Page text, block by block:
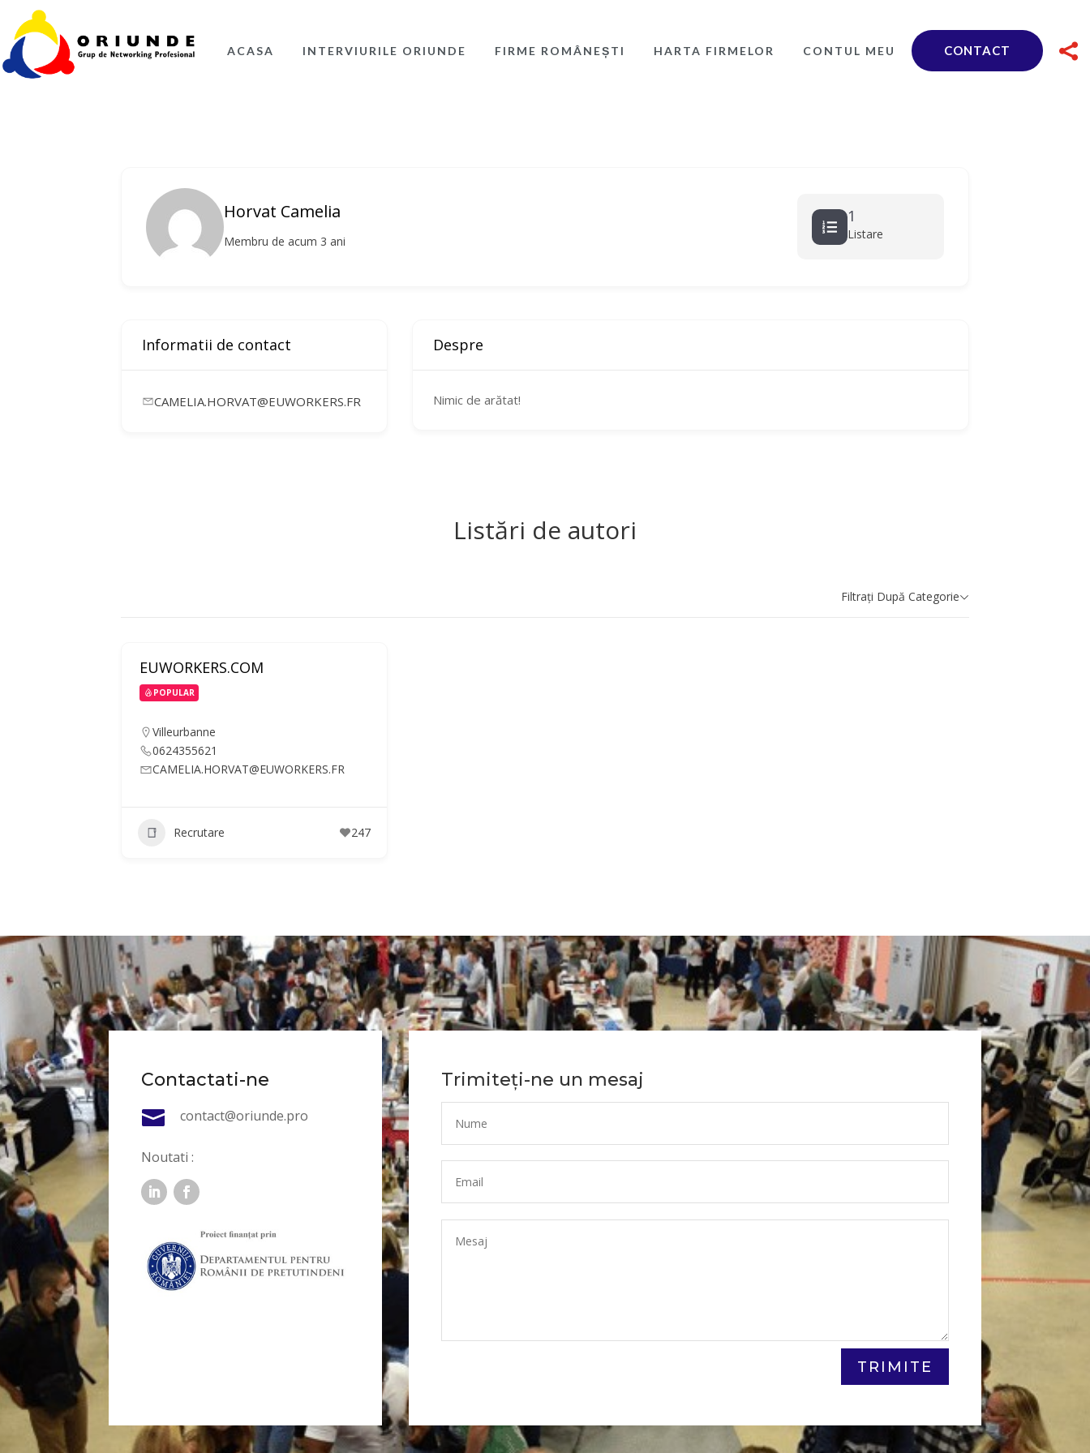
ACASA INTERVIURILE ORIUNDE FIRME ROMÂNEȘTI HARTA FIRMELOR CONTUL MEU CONTACT 
Horvat Camelia
Membru de acum 3 ani
1
Listare
Informatii de contact
CAMELIA.HORVAT@EUWORKERS.FR
Despre
Nimic de arătat!
Listări de autori
Filtrați După Categorie
EUWORKERS.COM
POPULAR
Villeurbanne
0624355621
CAMELIA.HORVAT@EUWORKERS.FR
Recrutare 247
Contactati-ne
 contact@oriunde.pro
Noutati :
Trimiteți-ne un mesaj
TRIMITE